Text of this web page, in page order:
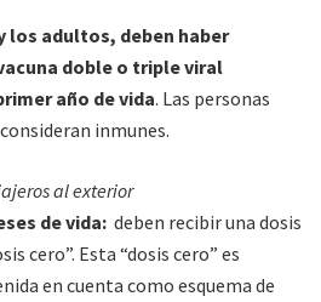
los adultos, deben haber
doble o triple viral
año de vida. Las personas
inmunes.
al exterior
de vida: deben recibir una dosis
cero”. Esta “dosis cero” es
en cuenta como esquema de